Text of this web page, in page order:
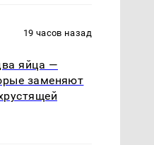
19 часов назад
яйца —
заменяют